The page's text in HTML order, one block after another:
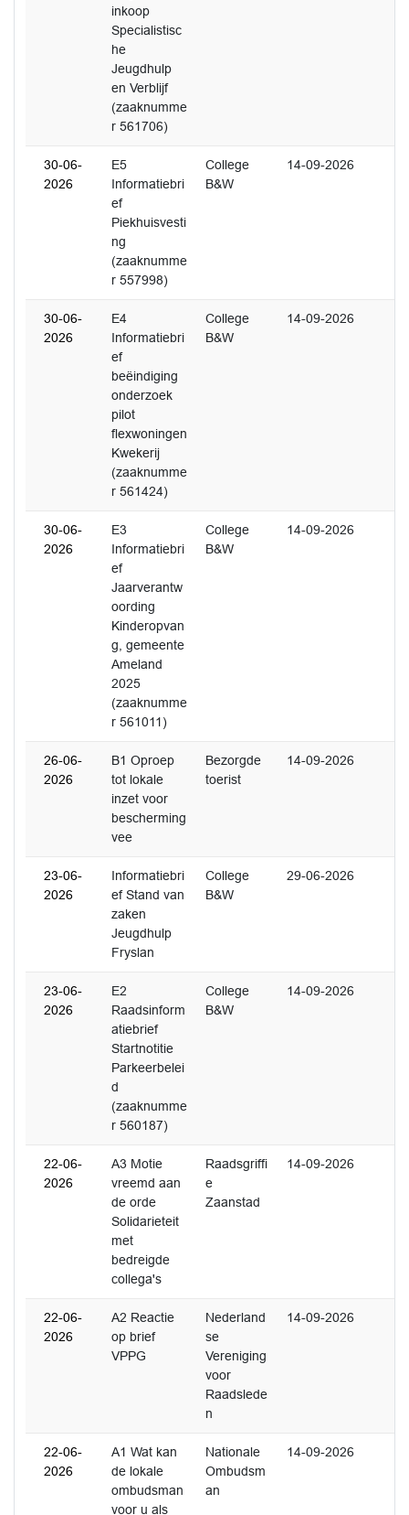
inkoop
Specialistisc
he
Jeugdhulp
en Verblijf
(zaaknumme
r 561706)
30-06-
2026
E5
Informatiebri
ef
Piekhuisvesti
ng
(zaaknumme
r 557998)
College
B&W
14-09-2026
30-06-
2026
E4
Informatiebri
ef
beëindiging
onderzoek
pilot
flexwoningen
Kwekerij
(zaaknumme
r 561424)
College
B&W
14-09-2026
30-06-
2026
E3
Informatiebri
ef
Jaarverantw
oording
Kinderopvan
g, gemeente
Ameland
2025
(zaaknumme
r 561011)
College
B&W
14-09-2026
26-06-
2026
B1 Oproep
tot lokale
inzet voor
bescherming
vee
Bezorgde
toerist
14-09-2026
23-06-
2026
Informatiebri
ef Stand van
zaken
Jeugdhulp
Fryslan
College
B&W
29-06-2026
23-06-
2026
E2
Raadsinform
atiebrief
Startnotitie
Parkeerbelei
d
(zaaknumme
r 560187)
College
B&W
14-09-2026
22-06-
2026
A3 Motie
vreemd aan
de orde
Solidarieteit
met
bedreigde
collega's
Raadsgriffi
e
Zaanstad
14-09-2026
22-06-
2026
A2 Reactie
op brief
VPPG
Nederland
se
Vereniging
voor
Raadslede
n
14-09-2026
22-06-
2026
A1 Wat kan
de lokale
ombudsman
voor u als
Nationale
Ombudsm
an
14-09-2026